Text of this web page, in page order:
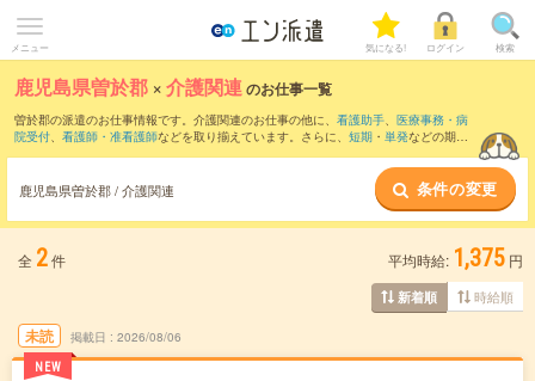
メニュー 気になる! ログイン 検索
鹿児島県曽於郡 ×介護関連のお仕事一覧
曽於郡の派遣のお仕事情報です。介護関連のお仕事の他に、 看護助手、 医療事務・病
院受付、 看護師・准看護師などを取り揃えています。さらに、 短期 ・ 単発などの期間
鹿児島県曽於郡 / 介護関連 条件の変更
全 2件 平均時給: 1,375 円
新着順 時給順
未読
NEW
掲載日 2026/08/06